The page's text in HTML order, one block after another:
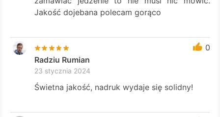
Jakość dojebana polecam gorąco
0
Radziu Rumian
23 stycznia 2024
Świetna jakość, nadruk wydaje się solidny!